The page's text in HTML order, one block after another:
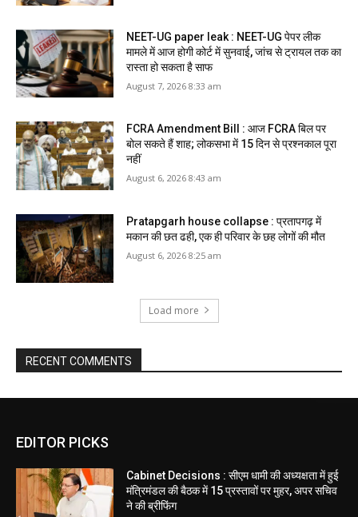
NEET-UG paper leak : NEET-UG पेपर लीक
मामले में आज होगी कोर्ट में सुनवाई, जांच से ट्रायल तक का
रास्ता हो सकता है साफ
August 7, 2026 8:33 am
FCRA Amendment Bill : आज FCRA बिल पर
बोल सकते हैं शाह; लोकसभा में 15 दिन से प्रश्नकाल पूरा
नहीं
August 6, 2026 8:43 am
Pratapgarh house collapse : प्रतापगढ़ में
मकान की छत ढही, एक ही परिवार के छह लोगों की मौत
August 6, 2026 8:25 am
Load more
RECENT COMMENTS
EDITOR PICKS
Cabinet Decisions : सीएम धामी की अध्यक्षता में हुई
मंत्रिमंडल की बैठक में 15 प्रस्तावों पर मुहर, अपर सचिव
ने की ब्रीफिंग